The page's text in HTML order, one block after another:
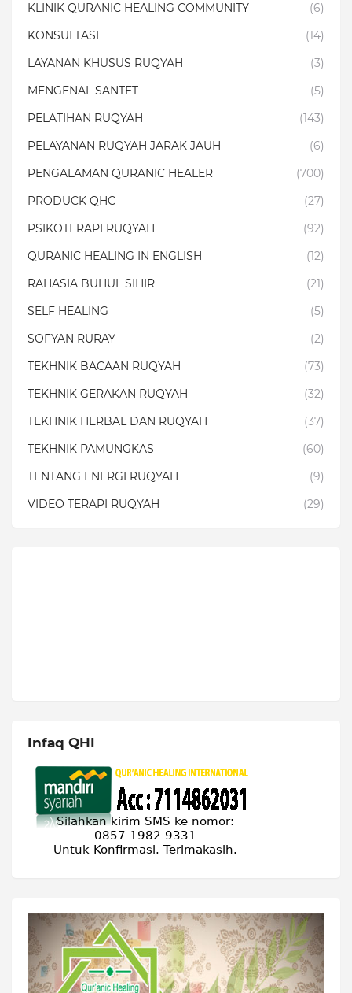
KLINIK QURANIC HEALING COMMUNITY
(6)
KONSULTASI
(14)
LAYANAN KHUSUS RUQYAH
(3)
MENGENAL SANTET
(5)
PELATIHAN RUQYAH
(143)
PELAYANAN RUQYAH JARAK JAUH
(6)
PENGALAMAN QURANIC HEALER
(700)
PRODUCK QHC
(27)
PSIKOTERAPI RUQYAH
(92)
QURANIC HEALING IN ENGLISH
(12)
RAHASIA BUHUL SIHIR
(21)
SELF HEALING
(5)
SOFYAN RURAY
(2)
TEKHNIK BACAAN RUQYAH
(73)
TEKHNIK GERAKAN RUQYAH
(32)
TEKHNIK HERBAL DAN RUQYAH
(37)
TEKHNIK PAMUNGKAS
(60)
TENTANG ENERGI RUQYAH
(9)
VIDEO TERAPI RUQYAH
(29)
Infaq QHI